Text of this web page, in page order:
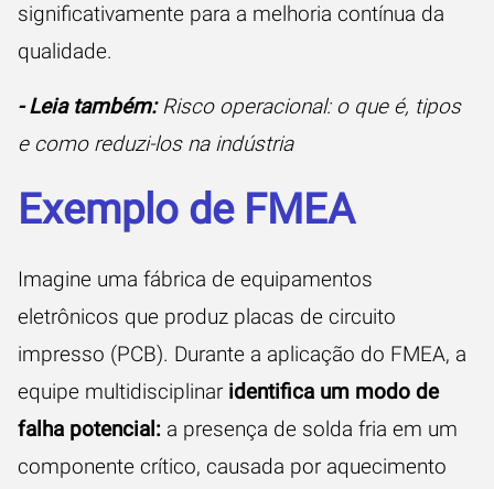
significativamente para a melhoria contínua da
qualidade.
- Leia também:Risco operacional: o que é, tipos
e como reduzi-los na indústria
Exemplo de FMEA
Imagine uma fábrica de equipamentos
eletrônicos que produz placas de circuito
impresso (PCB). Durante a aplicação do FMEA, a
equipe multidisciplinar identifica um modo de
falha potencial: a presença de solda fria em um
componente crítico, causada por aquecimento